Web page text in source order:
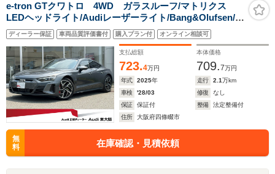
e-tron GTクワトロ 4WD ガラスルーフ/マトリクス
LEDヘッドライト/Audiレーザーライト/Bang&Olufsen/ア
コースティックガラス/e-tronスポーツサウンド/ワイヤレ
スチャージング/レッドキャリパー/認定中古車
ディーラー保証 車両品質評価書付 購入プラン付 オンライン相談可
支払総額
723.4万円
本体価格
709.7万円
年式
2025年 走行 2.1万km
車検
'28/03 修復
なし
保証
保証付 整備
法定整備付
住所
大阪府四條畷市
無
料
在庫確認・見積依頼